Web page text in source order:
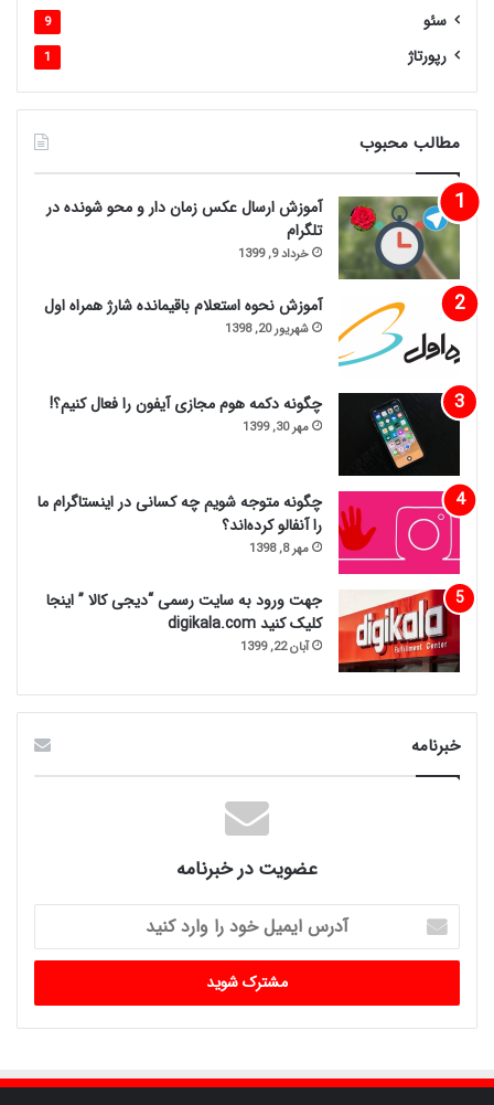
سئو 9
رپورتاژ 1
مطالب محبوب
آموزش ارسال عکس زمان دار و محو شونده در
تلگرام
خرداد 9, 1399
آموزش نحوه استعلام باقیمانده شارژ همراه اول
شهریور 20, 1398
چگونه دکمه هوم مجازی آیفون را فعال کنیم؟!
مهر 30, 1399
چگونه متوجه شویم چه کسانی در اینستاگرام ما
را آنفالو کرده‌اند؟
مهر 8, 1398
جهت ورود به سایت رسمی “دیجی کالا ” اینجا
کلیک کنید digikala.com
آبان 22, 1399
خبرنامه
عضویت در خبرنامه
آدرس
ایمیل
خود
وارد
کنید